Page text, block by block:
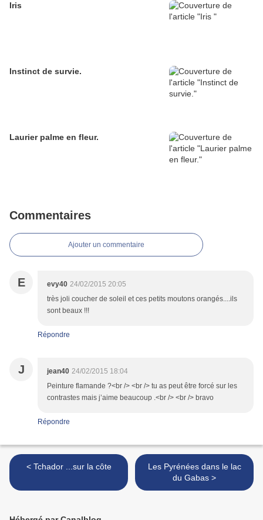
Iris
Instinct de survie.
Laurier palme en fleur.
Commentaires
Ajouter un commentaire
E evy40 24/02/2015 20:05
très joli coucher de soleil et ces petits moutons orangés....ils
sont beaux !!!
Répondre
J jean40 24/02/2015 18:04
Peinture flamande ?<br /> <br /> tu as peut être forcé sur les
contrastes mais j’aime beaucoup .<br /> <br /> bravo
Répondre
< Tchador ...sur la côte
Les Pyrénées dans le lac
du Gabas >